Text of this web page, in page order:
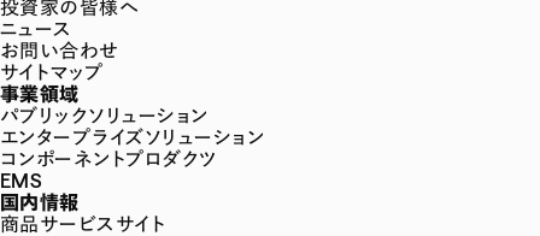
投資家の皆様へ
ニュース
お問い合わせ
サイトマップ
事業領域
パブリックソリューション
エンタープライズソリューション
コンポーネントプロダクツ
EMS
国内情報
商品サービスサイト